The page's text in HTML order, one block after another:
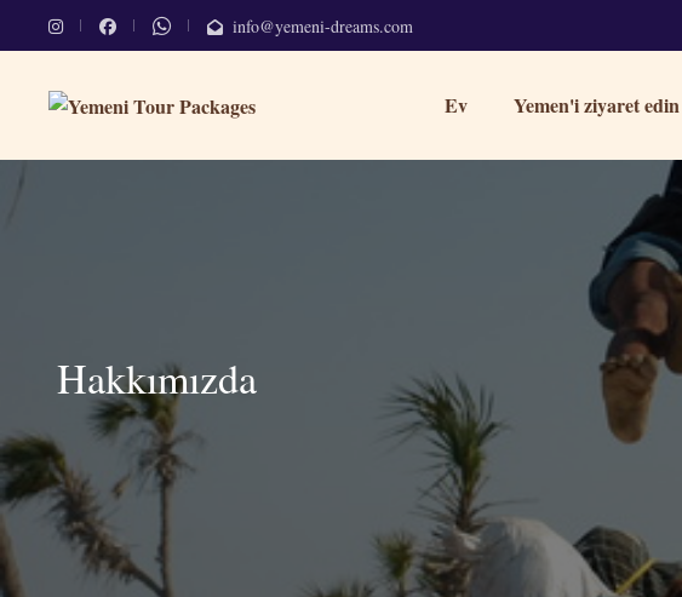
info@yemeni-dreams.com
Ev Yemen'i ziyaret edin
Hakkımızda